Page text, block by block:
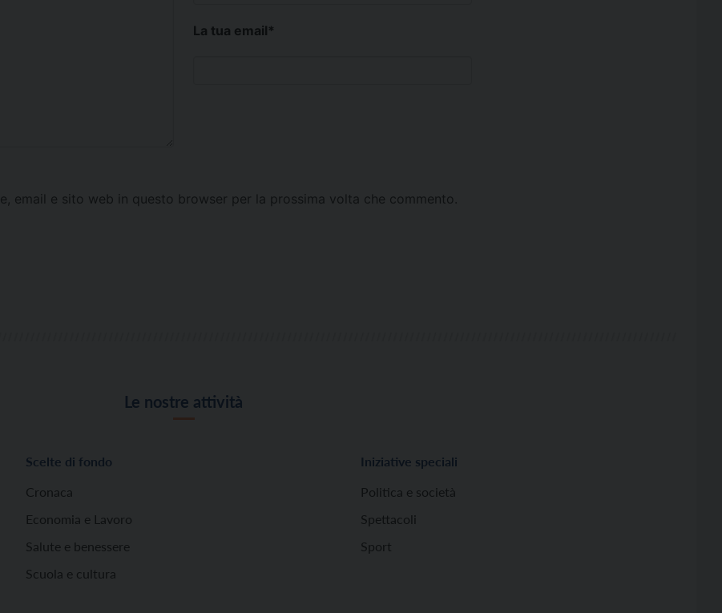
La tua email*
email e sito web in questo browser per la prossima volta che commento.
Le nostre attività
Scelte di fondo
Cronaca
Economia e Lavoro
Salute e benessere
Scuola e cultura
Iniziative speciali
Politica e società
Spettacoli
Sport